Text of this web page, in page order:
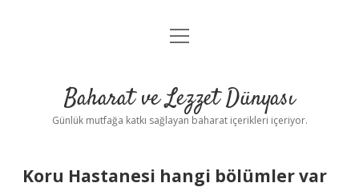
Anasayfa
Yasal Uyarı
menüyü
Baharat ve Lezzet Dünyası
Günlük mutfağa katkı sağlayan baharat içerikleri içeriyor.
Koru Hastanesi hangi bölümler var